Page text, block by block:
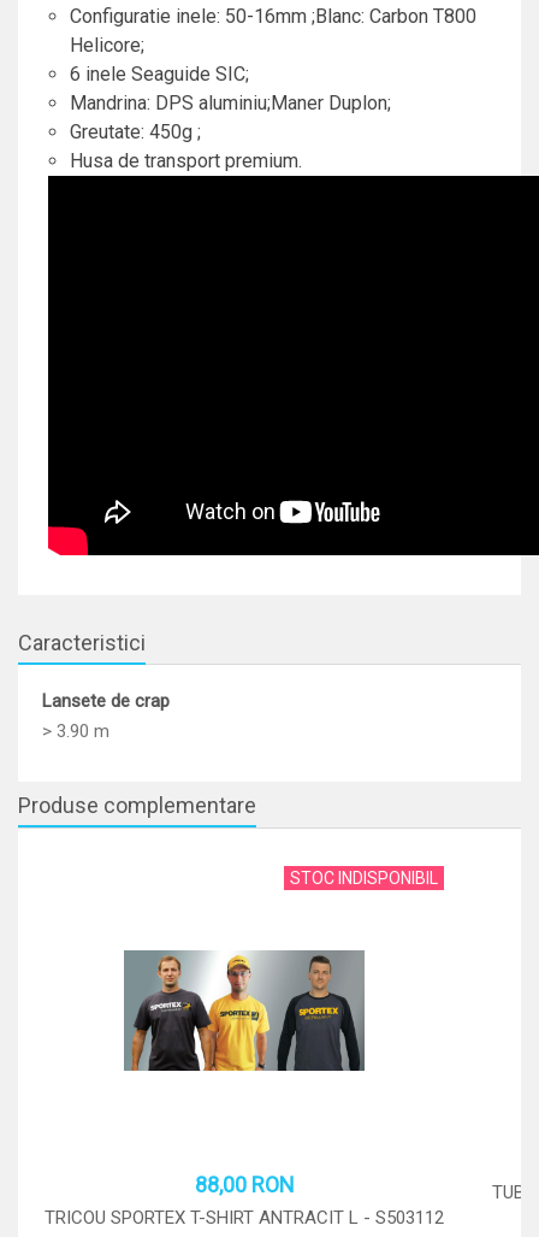
Configuratie inele: 50-16mm ;Blanc: Carbon T800
Helicore;
6 inele Seaguide SIC;
Mandrina: DPS aluminiu;Maner Duplon;
Greutate: 450g ;
Husa de transport premium.
Caracteristici
Lansete de crap
> 3.90 m
Produse complementare
STOC INDISPONIBIL
88,00 RON
TRICOU SPORTEX T-SHIRT ANTRACIT L - S503112
Adauga in cos
TUB